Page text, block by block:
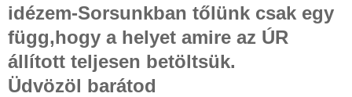
idézem-Sorsunkban tőlünk csak egy
függ,hogy a helyet amire az ÚR
állított teljesen betöltsük.
Üdvözöl barátod